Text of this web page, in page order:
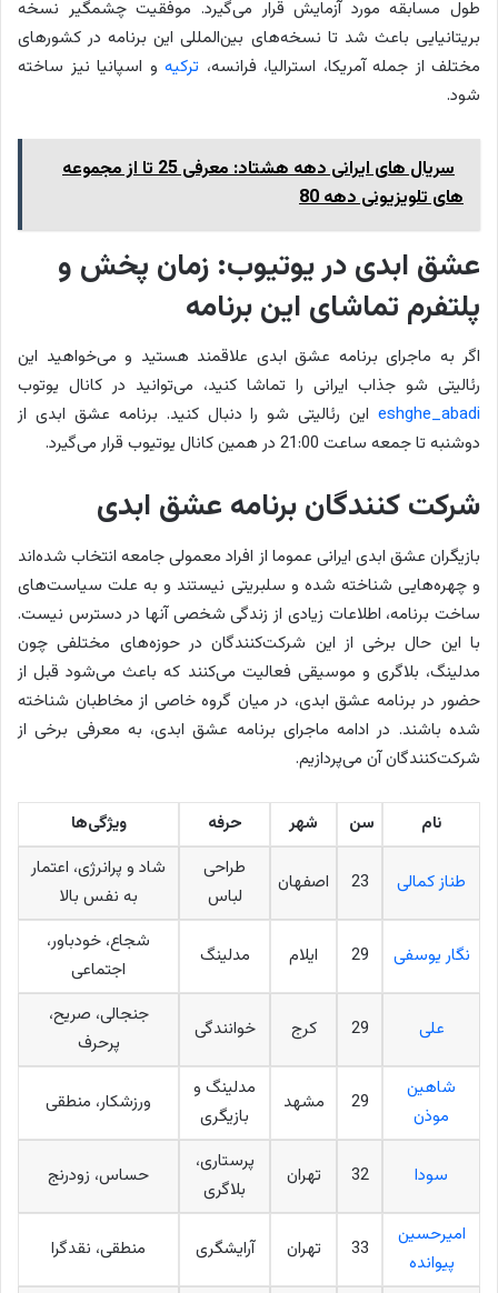
طول مسابقه مورد آزمایش قرار می‌گیرد. موفقیت چشمگیر نسخه
بریتانیایی باعث شد تا نسخه‌های بین‌المللی این برنامه در کشورهای
مختلف از جمله آمریکا، استرالیا، فرانسه، ترکیه و اسپانیا نیز ساخته
شود.
سریال های ایرانی دهه هشتاد: معرفی 25 تا از مجموعه
های تلویزیونی دهه 80
عشق ابدی در یوتیوب: زمان پخش و
پلتفرم تماشای این برنامه
اگر به ماجرای برنامه عشق ابدی علاقمند هستید و می‌خواهید این
رئالیتی شو جذاب ایرانی را تماشا کنید، می‌توانید در کانال یوتوب
eshghe_abadiاین رئالیتی شو را دنبال کنید. برنامه عشق ابدی از
دوشنبه تا جمعه ساعت 21:00 در همین کانال یوتیوب قرار می‌گیرد.
شرکت کنندگان برنامه عشق ابدی
بازیگران عشق ابدی ایرانی عموما از افراد معمولی جامعه انتخاب شده‌اند
و چهره‌هایی شناخته شده و سلبریتی نیستند و به علت سیاست‌های
ساخت برنامه، اطلاعات زیادی از زندگی شخصی آنها در دسترس نیست.
با این حال برخی از این شرکت‌کنندگان در حوزه‌های مختلفی چون
مدلینگ، بلاگری و موسیقی فعالیت می‌کنند که باعث می‌شود قبل از
حضور در برنامه عشق ابدی، در میان گروه خاصی از مخاطبان شناخته
شده باشند. در ادامه ماجرای برنامه عشق ابدی، به معرفی برخی از
شرکت‌کنندگان آن می‌پردازیم.
نام سن شهر حرفه ویژگی‌ها
طناز کمالی 23 اصفهان
طراحی
لباس
شاد و پرانرژی، اعتمار
به نفس بالا
نگار یوسفی 29 ایلام مدلینگ
شجاع، خودباور،
اجتماعی
علی 29 کرج خوانندگی
جنجالی، صریح،
پرحرف
شاهین
موذن
29 مشهد
مدلینگ و
بازیگری
ورزشکار، منطقی
سودا 32 تهران
پرستاری،
بلاگری
حساس، زودرنج
امیرحسین
پیوانده
33 تهران آرایشگری منطقی، نقدگرا